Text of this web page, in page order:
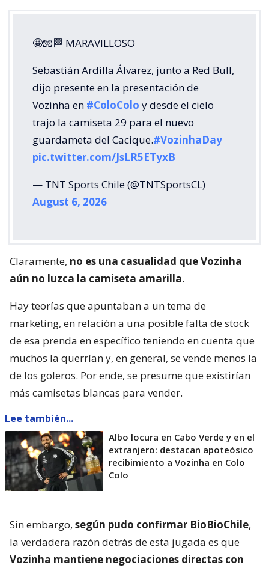
🤩🧤🏁 MARAVILLOSO
Sebastián Ardilla Álvarez, junto a Red Bull,
dijo presente en la presentación de
Vozinha en #ColoColo y desde el cielo
trajo la camiseta 29 para el nuevo
guardameta del Cacique.#VozinhaDay
pic.twitter.com/JsLR5ETyxB
— TNT Sports Chile (@TNTSportsCL)
August 6, 2026
Claramente, no es una casualidad que Vozinha
aún no luzca la camiseta amarilla.
Hay teorías que apuntaban a un tema de
marketing, en relación a una posible falta de stock
de esa prenda en específico teniendo en cuenta que
muchos la querrían y, en general, se vende menos la
de los goleros. Por ende, se presume que existirían
más camisetas blancas para vender.
Lee también...
Albo locura en Cabo Verde y en el
extranjero: destacan apoteósico
recibimiento a Vozinha en Colo
Colo
Sin embargo, según pudo confirmar BioBioChile,
la verdadera razón detrás de esta jugada es que
Vozinha mantiene negociaciones directas con